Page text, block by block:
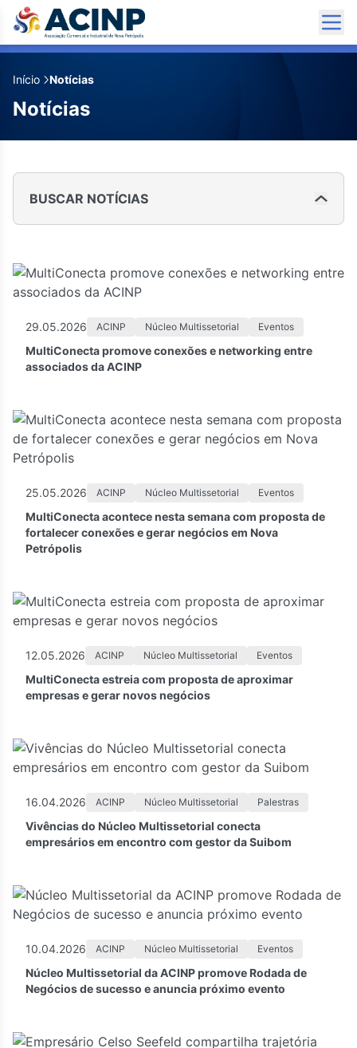
Início Notícias
Notícias
BUSCAR NOTÍCIAS
29.05.2026 ACINP Núcleo Multissetorial Eventos
MultiConecta promove conexões e networking entre
associados da ACINP
25.05.2026 ACINP Núcleo Multissetorial Eventos
MultiConecta acontece nesta semana com proposta de
fortalecer conexões e gerar negócios em Nova
Petrópolis
12.05.2026 ACINP Núcleo Multissetorial Eventos
MultiConecta estreia com proposta de aproximar
empresas e gerar novos negócios
16.04.2026 ACINP Núcleo Multissetorial Palestras
Vivências do Núcleo Multissetorial conecta
empresários em encontro com gestor da Suibom
10.04.2026 ACINP Núcleo Multissetorial Eventos
Núcleo Multissetorial da ACINP promove Rodada de
Negócios de sucesso e anuncia próximo evento